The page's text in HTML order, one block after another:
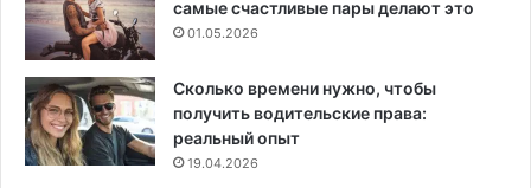
самые счастливые пары делают это
01.05.2026
Сколько времени нужно, чтобы
получить водительские права:
реальный опыт
19.04.2026